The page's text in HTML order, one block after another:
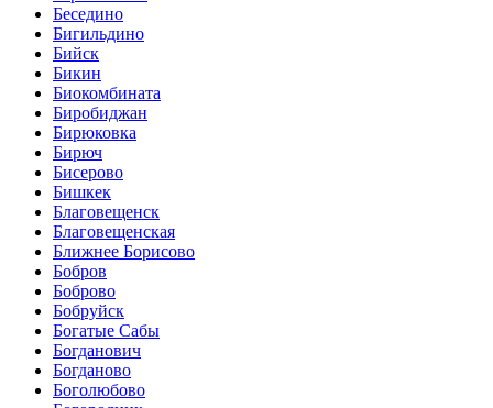
Беседино
Бигильдино
Бийск
Бикин
Биокомбината
Биробиджан
Бирюковка
Бирюч
Бисерово
Бишкек
Благовещенск
Благовещенская
Ближнее Борисово
Бобров
Боброво
Бобруйск
Богатые Сабы
Богданович
Богданово
Боголюбово